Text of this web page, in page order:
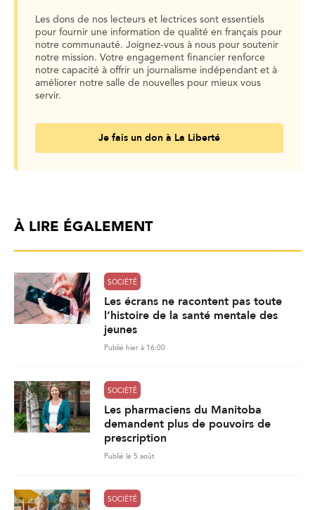
Les dons de nos lecteurs et lectrices sont essentiels
pour fournir une information de qualité en français pour
notre communauté. Joignez-vous à nous pour soutenir
notre mission. Votre engagement financier renforce
notre capacité à offrir un journalisme indépendant et à
améliorer notre salle de nouvelles pour mieux vous
servir.
Je fais un don à La Liberté
À LIRE ÉGALEMENT
SOCIÉTÉ
Les écrans ne racontent pas toute
l’histoire de la santé mentale des
jeunes
Publié hier à 16:00
SOCIÉTÉ
Les pharmaciens du Manitoba
demandent plus de pouvoirs de
prescription
Publié le 5 août
SOCIÉTÉ